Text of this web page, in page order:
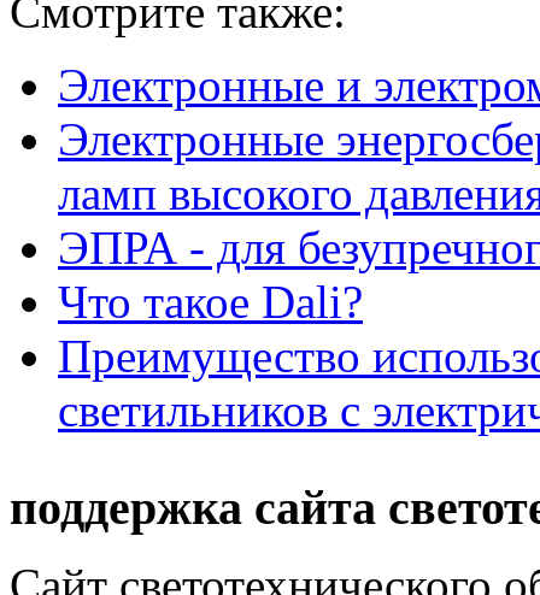
Смотрите также:
Электронные и
Электронные
ламп высокого
ЭПРА - для
Что такое Dali?
Преимущество
светильников с
поддержка сайта